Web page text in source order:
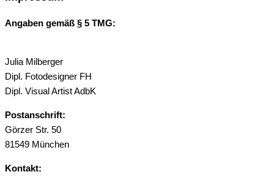
Angaben gemäß § 5 TMG:
Julia Milberger
Dipl. Fotodesigner FH
Dipl. Visual Artist AdbK
Postanschrift:
Görzer Str. 50
81549 München
Kontakt: